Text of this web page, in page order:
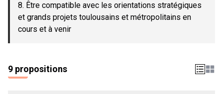
8. Être compatible avec les orientations stratégiques
et grands projets toulousains et métropolitains en
cours et à venir
9 propositions